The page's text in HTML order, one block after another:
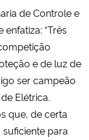
de Controle e
“Três
e de luz de
ser campeão
Elétrica.
que, de certa
para